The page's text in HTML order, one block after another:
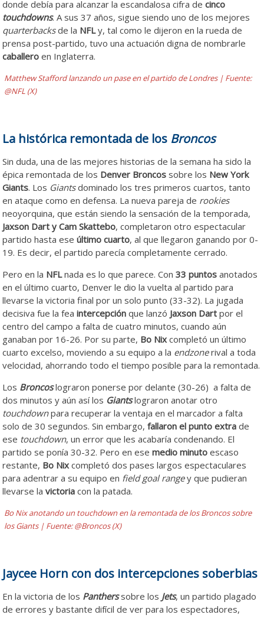
donde debía para alcanzar la escandalosa cifra decinco
touchdowns. A sus 37 años, sigue siendo uno de los mejores
quarterbacksde la NFLy, tal como le dijeron en la rueda de
prensa post-partido, tuvo una actuación digna de nombrarle
caballero en Inglaterra.
Matthew Stafford lanzando un pase en el partido de Londres | Fuente:
@NFL (X)
La histórica remontada de los Broncos
Sin duda, una de las mejores historias de la semana ha sido la
épica remontada de los Denver Broncos sobre los New York
Giants. Los Giantsdominado los tres primeros cuartos, tanto
en ataque como en defensa. La nueva pareja de rookies
neoyorquina, que están siendo la sensación de la temporada,
Jaxson Dart y Cam Skattebo, completaron otro espectacular
partido hasta eseúltimo cuarto, al que llegaron ganando por 0-
19. Es decir, el partido parecía completamente cerrado.
Pero en la NFLnada es lo que parece. Con33 puntos anotados
en el último cuarto, Denver le dio la vuelta al partido para
llevarse la victoria final por un solo punto (33-32). La jugada
decisiva fue la feaintercepción que lanzó Jaxson Dart por el
centro del campo a falta de cuatro minutos, cuando aún
ganaban por 16-26. Por su parte, Bo Nix completó un último
cuarto excelso, moviendo a su equipo a la endzonerival a toda
velocidad, ahorrando todo el tiempo posible para la remontada.
Los Broncos lograron ponerse por delante (30-26) a falta de
dos minutos y aún así los Giants lograron anotar otro
touchdownpara recuperar la ventaja en el marcador a falta
solo de 30 segundos. Sin embargo,fallaron el punto extra de
ese touchdown, un error que les acabaría condenando. El
partido se ponía 30-32. Pero en esemedio minuto escaso
restante, Bo Nix completó dos pases largos espectaculares
para adentrar a su equipo en field goal rangey que pudieran
llevarse lavictoria con la patada.
Bo Nix anotando un touchdown en la remontada de los Broncos sobre
los Giants | Fuente: @Broncos (X)
Jaycee Horn con dos intercepciones soberbias
En la victoria de los Panthers sobre los Jets, un partido plagado
de errores y bastante difícil de ver para los espectadores,